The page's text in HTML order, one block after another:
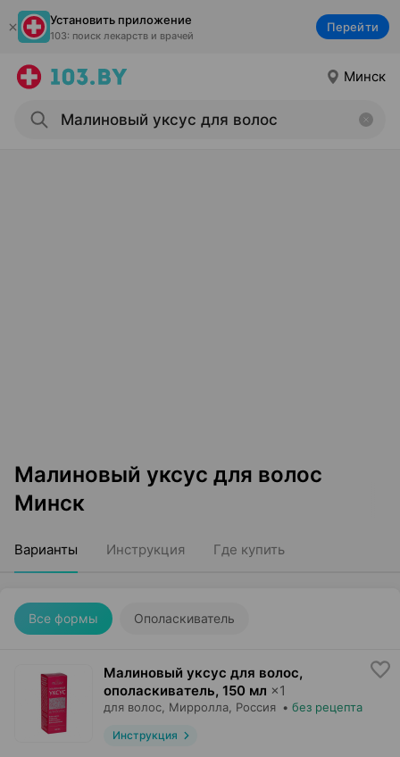
Установить приложение
103: поиск лекарств и врачей
Перейти
Минск
Малиновый уксус для волос
Минск
Варианты Инструкция Где купить
Все формы Ополаскиватель
Малиновый уксус для волос,
ополаскиватель, 150 мл ×1
для волос, Мирролла , Россия • без рецепта
Инструкция